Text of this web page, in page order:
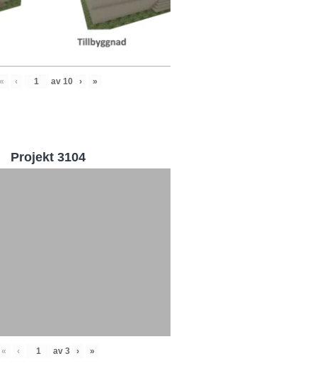
« ‹ av 10 › »
Projekt 3104
« ‹ av 3 › »